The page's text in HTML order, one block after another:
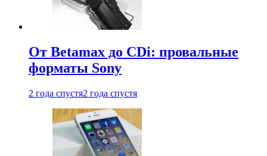
От Betamax до CDi: провальные
форматы Sony
2 года спустя2 года спустя